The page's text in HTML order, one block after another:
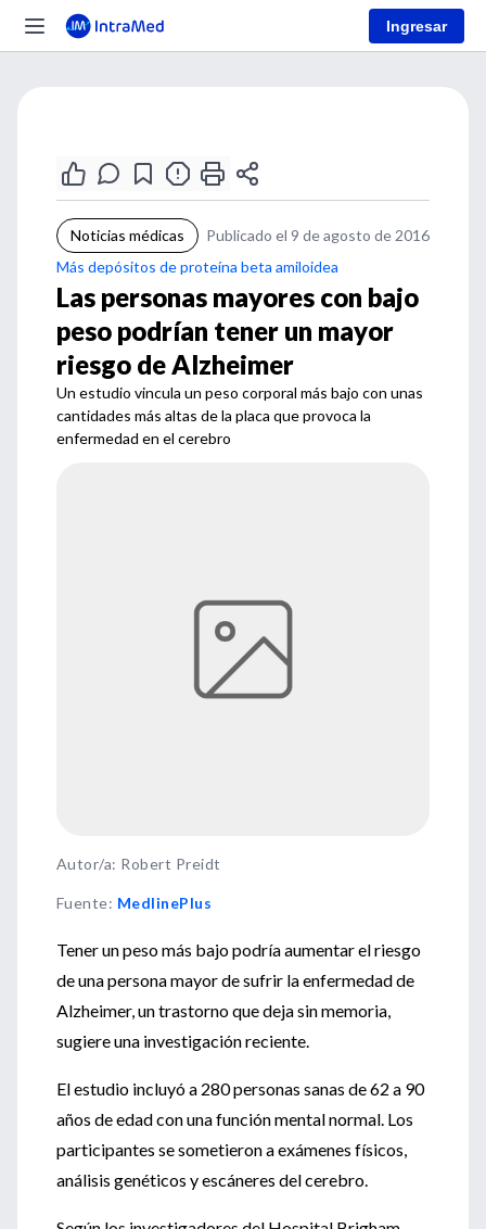
Ingresar
Noticias médicas
Publicado el 9 de agosto de 2016
Más depósitos de proteína beta amiloidea
Las personas mayores con bajo
peso podrían tener un mayor
riesgo de Alzheimer
Un estudio vincula un peso corporal más bajo con unas
cantidades más altas de la placa que provoca la
enfermedad en el cerebro
Autor/a: Robert Preidt
Fuente: MedlinePlus
Tener un peso más bajo podría aumentar el riesgo
de una persona mayor de sufrir la enfermedad de
Alzheimer, un trastorno que deja sin memoria,
sugiere una investigación reciente.
El estudio incluyó a 280 personas sanas de 62 a 90
años de edad con una función mental normal. Los
participantes se sometieron a exámenes físicos,
análisis genéticos y escáneres del cerebro.